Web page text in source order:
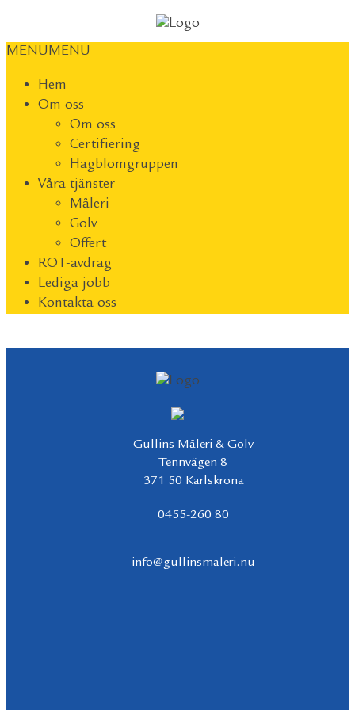
MENUMENU
Hem
Om oss
Om oss
Certifiering
Hagblomgruppen
Våra tjänster
Måleri
Golv
Offert
ROT-avdrag
Lediga jobb
Kontakta oss
Gullins Måleri & Golv
Tennvägen 8
371 50 Karlskrona
0455-260 80
info@gullinsmaleri.nu